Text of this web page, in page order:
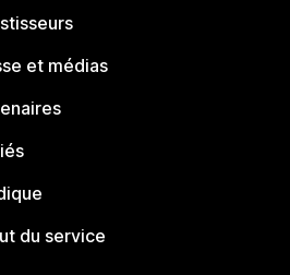
et médias
du service